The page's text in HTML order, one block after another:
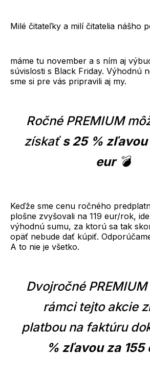
Milé čitateľky a milí čitatelia nášho
máme tu november a s ním aj
súvislosti s Black Friday. Výhodnú
sme si pre vás pripravili aj my.
Ročné PREMIUM
získaťs 25 %
eur 💣
Keďže sme cenu ročného
plošne zvyšovali na 119 eur/rok,
výhodnú sumu, za ktorú sa tak
opäť nebude dať kúpiť.
A to nie je všetko.
Dvojročné
rámci tejto akcie
platbou na faktúru
% zľavou za 155